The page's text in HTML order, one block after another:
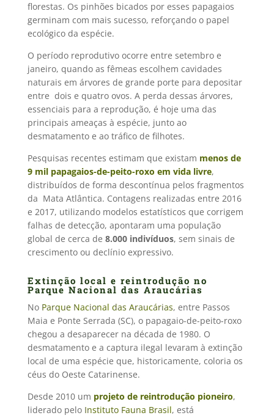
florestas. Os pinhões bicados por esses papagaios
germinam com mais sucesso, reforçando o papel
ecológico da espécie.
O período reprodutivo ocorre entre setembro e
janeiro, quando as fêmeas escolhem cavidades
naturais em árvores de grande porte para depositar
entre dois e quatro ovos. A perda dessas árvores,
essenciais para a reprodução, é hoje uma das
principais ameaças à espécie, junto ao
desmatamento e ao tráfico de filhotes.
Pesquisas recentes estimam que existam menos de
9 mil papagaios-de-peito-roxo em vida livre,
distribuídos de forma descontínua pelos fragmentos
da Mata Atlântica. Contagens realizadas entre 2016
e 2017, utilizando modelos estatísticos que corrigem
falhas de detecção, apontaram uma população
global de cerca de 8.000 indivíduos, sem sinais de
crescimento ou declínio expressivo.
Extinção local e reintrodução no
Parque Nacional das Araucárias
No Parque Nacional das Araucárias, entre Passos
Maia e Ponte Serrada (SC), o papagaio-de-peito-roxo
chegou a desaparecer na década de 1980. O
desmatamento e a captura ilegal levaram à extinção
local de uma espécie que, historicamente, coloria os
céus do Oeste Catarinense.
Desde 2010 um projeto de reintrodução pioneiro,
liderado pelo Instituto Fauna Brasil, está